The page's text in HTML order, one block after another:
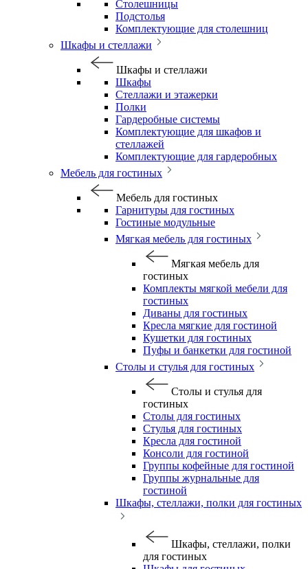
Столешницы
Подстолья
Комплектующие для столешниц
Шкафы и стеллажи
Шкафы и стеллажи
Шкафы
Стеллажи и этажерки
Полки
Гардеробные системы
Комплектующие для шкафов и
стеллажей
Комплектующие для гардеробных
Мебель для гостиных
Мебель для гостиных
Гарнитуры для гостиных
Гостиные модульные
Мягкая мебель для гостиных
Мягкая мебель для
гостиных
Комплекты мягкой мебели для
гостиных
Диваны для гостиных
Кресла мягкие для гостиной
Кушетки для гостиных
Пуфы и банкетки для гостиной
Столы и стулья для гостиных
Столы и стулья для
гостиных
Столы для гостиных
Стулья для гостиных
Кресла для гостиной
Консоли для гостиной
Группы кофейные для гостиной
Группы журнальные для
гостиной
Шкафы, стеллажи, полки для гостиных
Шкафы, стеллажи, полки
для гостиных